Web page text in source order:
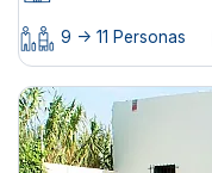
9 -> 11 Personas